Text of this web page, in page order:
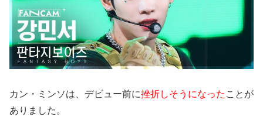
カン・ミンソは、デビュー前に挫折しそうになった ことが
ありました。